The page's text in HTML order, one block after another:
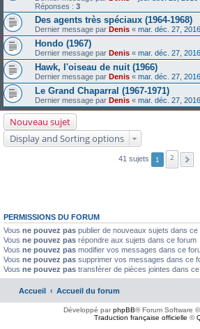
Réponses : 3
Des agents très spéciaux (1964-1968)
Dernier message par Denis « mar. déc. 27,
Hondo (1967)
Dernier message par Denis « mar. déc. 27,
Hawk, l'oiseau de nuit (1966)
Dernier message par Denis « mar. déc. 27,
Le Grand Chaparral (1967-1971)
Dernier message par Denis « mar. déc. 27,
Nouveau sujet
Display and Sorting options
41 sujets 1 2
PERMISSIONS DU FORUM
Vous ne pouvez pas publier de nouveaux sujets dans ce
Vous ne pouvez pas répondre aux sujets dans ce forum
Vous ne pouvez pas modifier vos messages dans ce
Vous ne pouvez pas supprimer vos messages dans ce
Vous ne pouvez pas transférer de pièces jointes dans
Accueil Accueil du forum
Développé parphpBB® Forum Software
Traduction française officielle ©